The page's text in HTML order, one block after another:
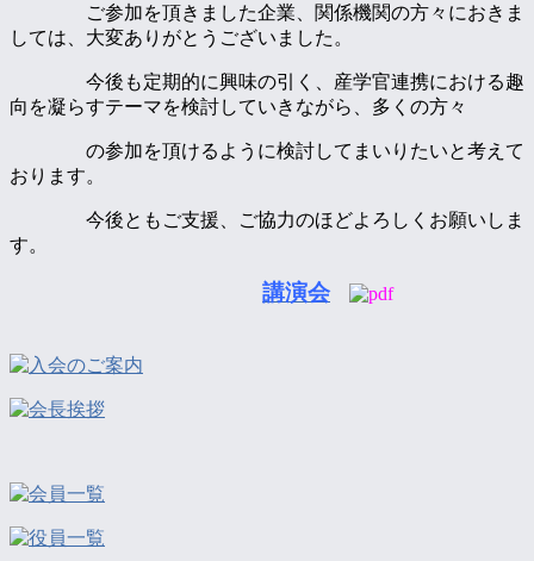
ご参加を頂きました企業、関係機関の方々におきま
しては、大変ありがとうございました。
今後も定期的に興味の引く、産学官連携における趣
向を凝らすテーマを検討していきながら、多くの方々
の参加を頂けるように検討してまいりたいと考えて
おります。
今後ともご支援、ご協力のほどよろしくお願いしま
す。
講演会